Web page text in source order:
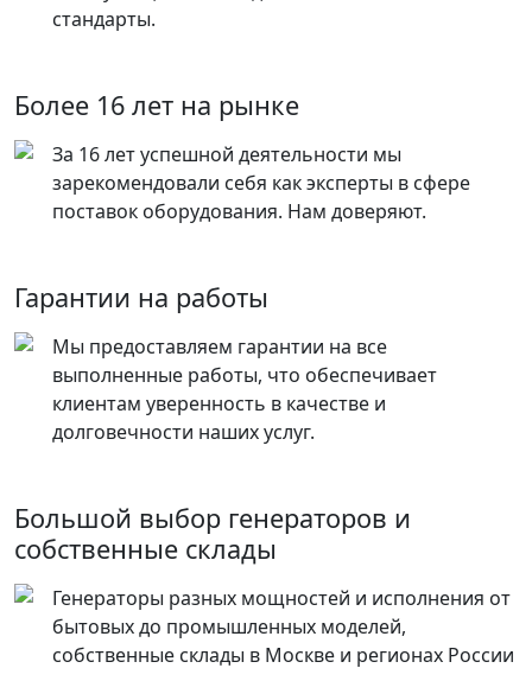
стандарты.
Более 16 лет на рынке
За 16 лет успешной деятельности мы
зарекомендовали себя как эксперты в сфере
поставок оборудования. Нам доверяют.
Гарантии на работы
Мы предоставляем гарантии на все
выполненные работы, что обеспечивает
клиентам уверенность в качестве и
долговечности наших услуг.
Большой выбор генераторов и
собственные склады
Генераторы разных мощностей и исполнения от
бытовых до промышленных моделей,
собственные склады в Москве и регионах России